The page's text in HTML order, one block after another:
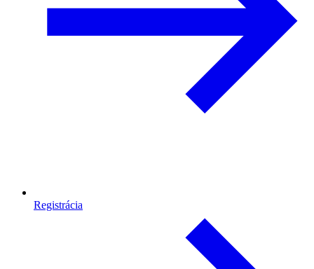
Registrácia